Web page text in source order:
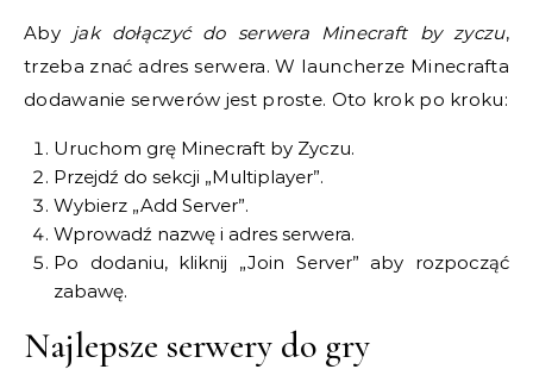
Aby jak dołączyć do serwera Minecraft by zyczu,
trzeba znać adres serwera. W launcherze Minecrafta
dodawanie serwerów jest proste. Oto krok po kroku:
Uruchom grę Minecraft by Zyczu.
Przejdź do sekcji „Multiplayer”.
Wybierz „Add Server”.
Wprowadź nazwę i adres serwera.
Po dodaniu, kliknij „Join Server” aby rozpocząć
zabawę.
Najlepsze serwery do gry